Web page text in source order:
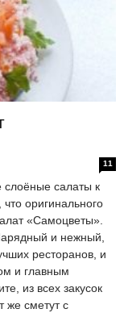
11
слоёные салаты к
оригинального
«Самоцветы».
и нежный,
ресторанов, и
и главным
из всех закусок
же сметут с